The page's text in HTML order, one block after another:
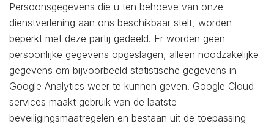
Persoonsgegevens die u ten behoeve van onze
dienstverlening aan ons beschikbaar stelt, worden
beperkt met deze partij gedeeld. Er worden geen
persoonlijke gegevens opgeslagen, alleen noodzakelijke
gegevens om bijvoorbeeld statistische gegevens in
Google Analytics weer te kunnen geven. Google Cloud
services maakt gebruik van de laatste
beveiligingsmaatregelen en bestaan uit de toepassing